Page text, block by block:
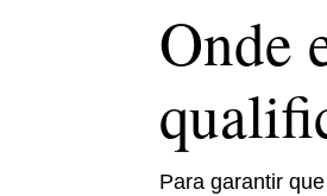
Onde
Para garantir